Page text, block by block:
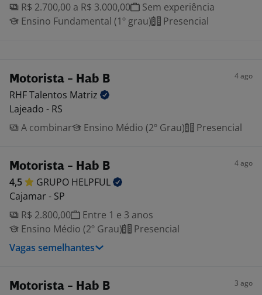
R$ 2.700,00 a R$ 3.000,00
Sem experiência
Ensino Fundamental (1º grau)
Presencial
Motorista - Hab B 4 ago
RHF Talentos Matriz
Lajeado - RS
A combinar
Ensino Médio (2º Grau) Presencial
Motorista - Hab B 4 ago
4,5 GRUPO HELPFUL
Cajamar - SP
R$ 2.800,00
Entre 1 e 3 anos
Ensino Médio (2º Grau)
Presencial
Vagas semelhantes
Motorista - Hab B 3 ago